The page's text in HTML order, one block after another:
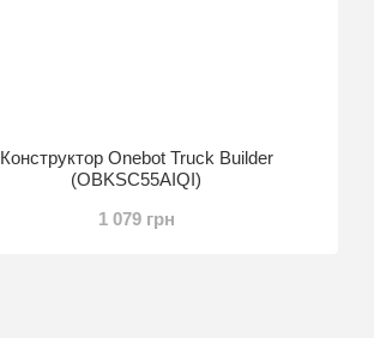
Конструктор Onebot Truck Builder
(OBKSC55AIQI)
1 079 грн